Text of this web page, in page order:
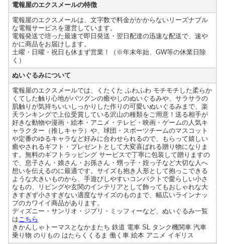
電報屋のエクスメールの特徴
電報屋のエクスメールは、文字数で料金がかからないリーズナブル
な電報サービスを運営しています。
電報発送で培った最速で即日発送・翌日配達の迅速な配送で、速や
かに商品をお届けします。
土曜・日曜・祝日も休まず営業！（※年末年始、GW等の休業日除
く）
ぬいぐるみについて
電報屋のエクスメールでは、くたくた ふわふわ モチモチした柔らか
くてした触り心地がバツグンの癒やしのぬいぐるみや、サラサラの
肌触りが気持ちいいしっかりした作りの可愛いぬいぐるみまで、楽
天ランキングで上位受賞している沢山の種類をご用意！送る相手が
好きな動物や漫画・絵本・アニメ・テレビ・映画・ゲームの人気キ
ャラクター（推しキャラ）や、球団・スポーツチームのマスコット
や定番のゆるキャラなど好みに合わせられるので、もらって嬉しい
癒やされるギフト・プレゼントとして大変喜ばれる贈り物になりま
す。無料のギフトラッピング サービスで丁寧に包装して贈りますの
で、息子さん・娘さん・お孫さん・甥っ子・姪っ子など大切な人へ
想いを伝えるのに最適です。サイズも抱き人形として抱っこできる
ような大きいものから、手遊びしやすいコンパクトで愛らしい小さ
なもの、リビングや玄関のインテリアとして飾ってもおしゃれな大
きすぎず小さすぎない適度なサイズのものまで、幅広いラインナッ
プのカワイイ商品があります。
ディズニー・サンリオ・ジブリ・ミッフィーなど、ぬいぐるみ一覧
は こちら
きかんしゃトーマスとなかまたち 鉄道 電車 SL タンク機関車 汽車
乗り物 のりもの はたらくくるま 働く車 絵本 アニメ イギリス